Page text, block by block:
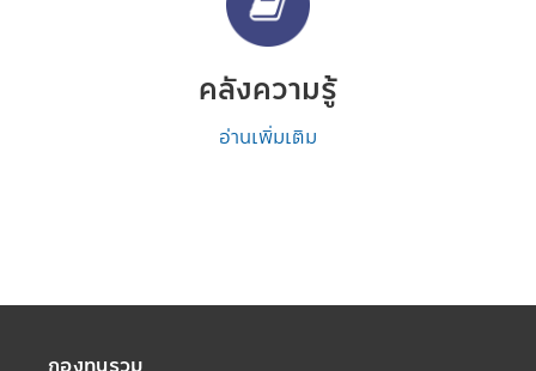
คลังความรู้
อ่านเพิ่มเติม
กองทุนรวม